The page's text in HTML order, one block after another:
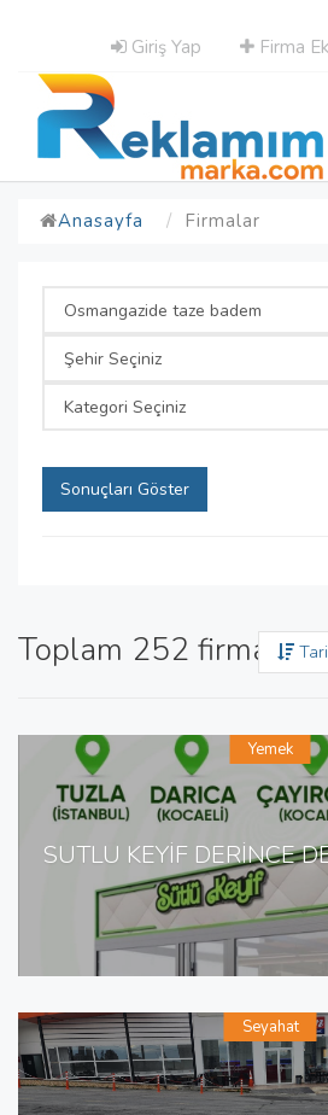
Giriş Yap Firma
Anasayfa Firmalar
Sonuçları Göster
Toplam 252 firma
Yemek
Seyahat